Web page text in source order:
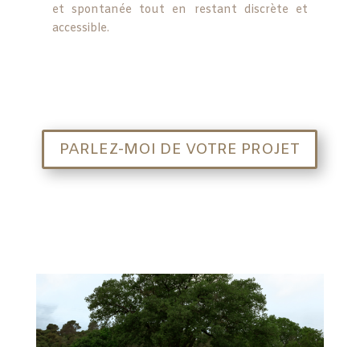
et spontanée tout en restant discrète et
accessible.
PARLEZ-MOI DE VOTRE PROJET